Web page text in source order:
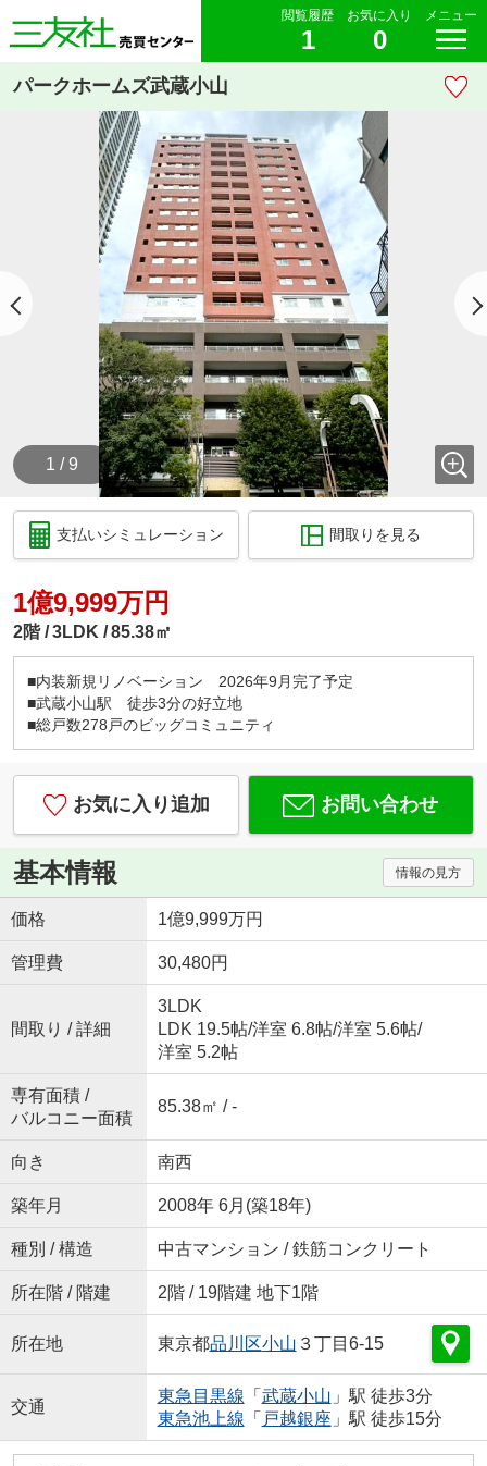
閲覧履歴
1
お気に入り
0
メニュー
パークホームズ武蔵小山
1 / 9
支払いシミュレーション 間取りを見る
1億9,999万円
2階 3LDK 85.38㎡
■内装新規リノベーション 2026年9月完了予定
■武蔵小山駅 徒歩3分の好立地
■総戸数278戸のビッグコミュニティ
お気に入り追加 お問い合わせ
基本情報 情報の見方
価格 1億9,999万円
管理費 30,480円
間取り / 詳細
3LDK
LDK 19.5帖/洋室 6.8帖/洋室 5.6帖/
洋室 5.2帖
専有面積 /
バルコニー面積
85.38㎡ / -
向き 南西
築年月 2008年 6月(築18年)
種別 / 構造 中古マンション / 鉄筋コンクリート
所在階 / 階建 2階 / 19階建 地下1階
所在地 東京都品川区小山 ３丁目6-15
交通
東急目黒線 「 武蔵小山 」駅 徒歩3分
東急池上線 「 戸越銀座 」駅 徒歩15分